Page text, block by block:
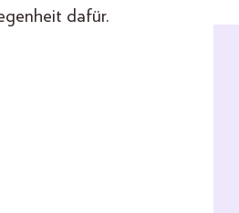
dafür.